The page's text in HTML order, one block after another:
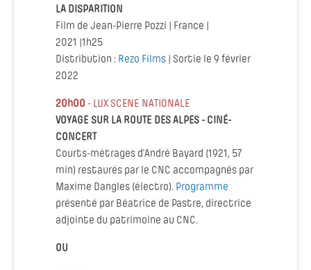
LA DISPARITION
Film de Jean-Pierre Pozzi | France |
2021 |1h25
Distribution : Rezo Films | Sortie le 9 février
2022
20h00 - LUX SCENE NATIONALE
VOYAGE SUR LA ROUTE DES ALPES - CINÉ-
CONCERT
Courts-métrages ​d'André Bayard (1921, 57
min) restaurés par le CNC accompagnés par
Maxime Dangles (électro). Programme
présenté par Béatrice de Pastre, directrice
adjointe du patrimoine au CNC.
OU